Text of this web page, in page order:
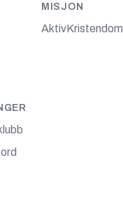
MISJON
AktivKristendom